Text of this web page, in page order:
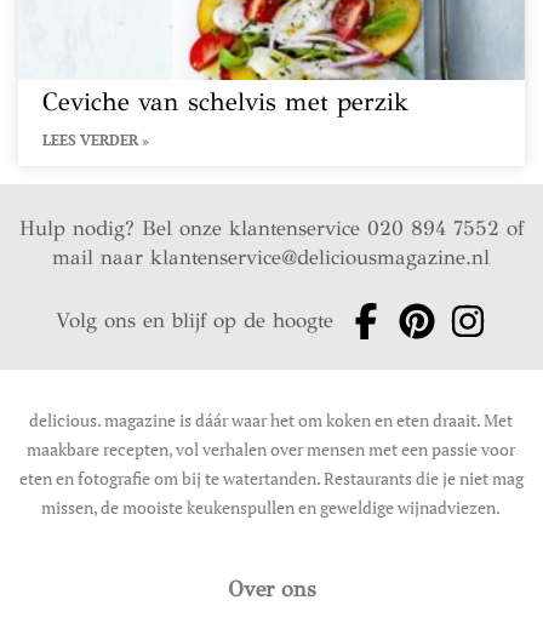
Ceviche van schelvis met perzik
LEES VERDER »
Hulp nodig? Bel onze klantenservice 020 894 7552 of
mail naarklantenservice@deliciousmagazine.nl
Volg ons en blijf op de hoogte
delicious. magazine is dáár waar het om koken en eten draait. Met
maakbare recepten, vol verhalen over mensen met een passie voor
eten en fotografie om bij te watertanden. Restaurants die je niet mag
missen, de mooiste keukenspullen en geweldige wijnadviezen.
Over ons